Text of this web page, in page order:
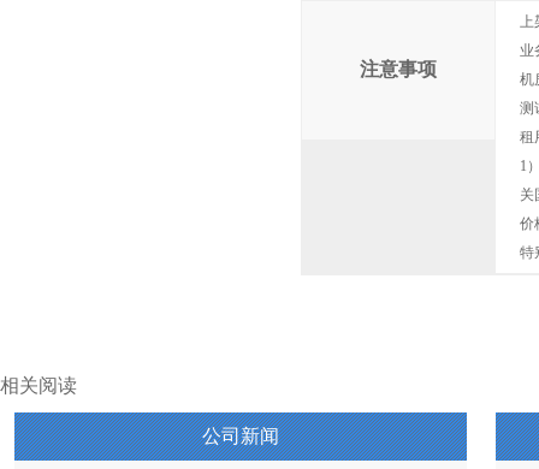
注意事项
上
业
机
测
租
1
关
价
特
相关阅读
公司新闻